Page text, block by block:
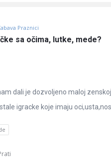
Praznici
sa očima, lutke, mede?
dali je dozvoljeno maloj
igracke koje imaju oci,usta,nos